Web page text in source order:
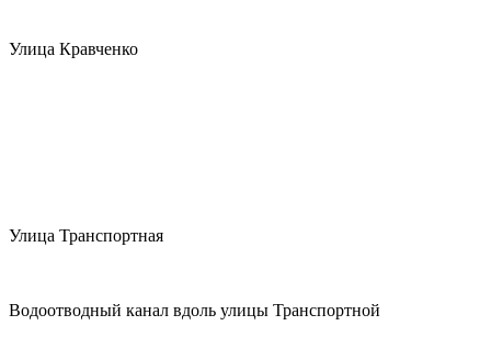
Улица Кравченко
Улица Транспортная
Водоотводный канал вдоль улицы Транспортной